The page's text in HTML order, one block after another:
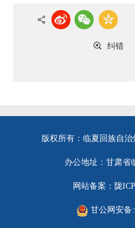
纠错
版权所有：临夏回族自
办公地址：甘肃省
网站备案：陇
甘公网安备